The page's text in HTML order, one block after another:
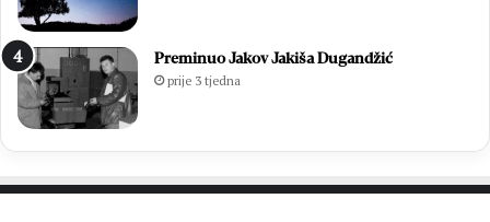
Preminuo Jakov Jakiša Dugandžić
prije 3 tjedna